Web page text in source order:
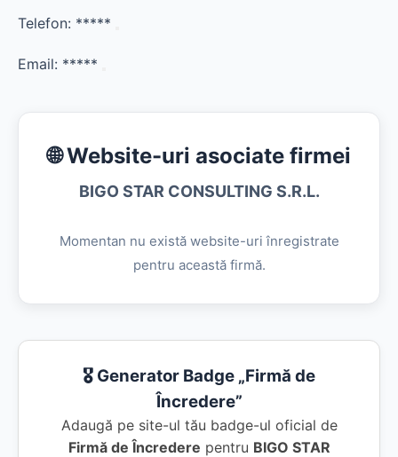
Telefon: *****
Email: *****
🌐 Website-uri asociate firmei
BIGO STAR CONSULTING S.R.L.
Momentan nu există website-uri înregistrate
pentru această firmă.
🎖️ Generator Badge „Firmă de
Încredere”
Adaugă pe site-ul tău badge-ul oficial de
Firmă de Încredere pentru BIGO STAR